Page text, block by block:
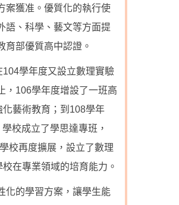
案獲准。優質化的執行使
語、科學、藝文等方面提
育部優質高中認證。
學年度又設立數理實驗
，106學年度增設了一班高
藝術教育；到108學年
校成立了學思達專班，
校再度擴展，設立了數理
在專業領域的培育能力。
化的學習方案，讓學生能